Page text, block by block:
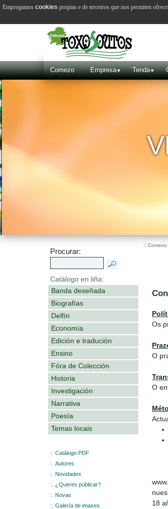
Comezo Empresa Tenda
Procurar:
Catálogo en liña:
Banda deseñada
Biografías
Delfín
Economía
Edición e tradución
Ensino
Fóra de Colección
Historia
Investigación
Narrativa
Poesía
Temas locais
:.
Catálogo PDF
:.
Autores
:.
Novidades
:.
¿Queres publicar?
:.
Novas
:.
Galería de imaxes
:: Comezo
Os
O
O
18
Empregamos cookies propias e de terceiros que nos permiten